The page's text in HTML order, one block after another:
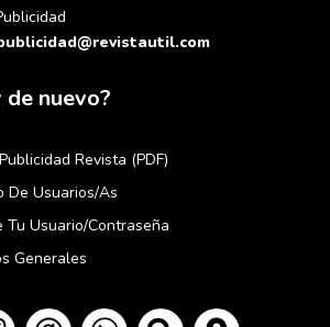
de nuevo?
Revista (PDF)
De Usuarios/as
Tu Usuario/contraseña
Generales